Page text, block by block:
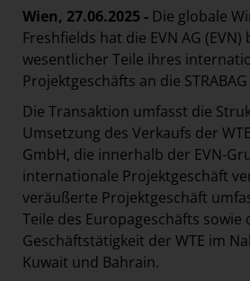
Österreichische Post AG
Paradies Garten
Raisin
section.d
Swiss Life Select
The Companion
The Hoxton
Unibail-Rodamco-Westfield
Vöslauer
Wien, 27.06.2025 - Die globale
Freshfields hat die EVN AG
wesentlicher Teile ihres
Projektgeschäfts an die
Die Transaktion umfasst die
Umsetzung des Verkaufs der
GmbH, die innerhalb der EVN-
internationale Projektgeschäft
veräußerte Projektgeschäft
Teile des Europageschäfts sowie
Geschäftstätigkeit der WTE im
Kuwait und Bahrain.